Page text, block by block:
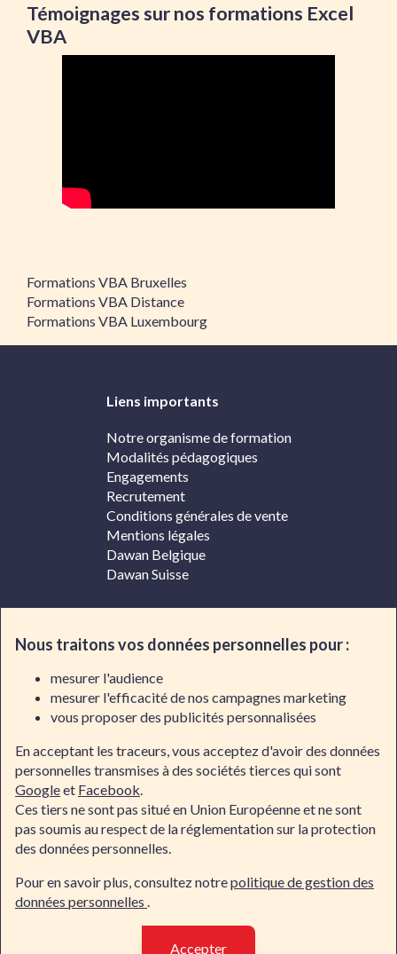
Formations VBA Bruxelles
Formations VBA Distance
Formations VBA Luxembourg
Témoignages sur nos formations Excel
VBA
Liens importants
Notre organisme de formation
Modalités pédagogiques
Engagements
Recrutement
Conditions générales de vente
Mentions légales
Dawan Belgique
Dawan Suisse
02/318.50.01
Par e-mail
Demande d'informations
Suivre le quotidien de nos centres
Nous traitons vos données personnelles pour :
mesurer l'audience
mesurer l'efficacité de nos campagnes marketing
vous proposer des publicités personnalisées
En acceptant les traceurs, vous acceptez d'avoir des données
personnelles transmises à des sociétés tierces qui sont
Googleet Facebook.
Ces tiers ne sont pas situé en Union Européenne et ne sont
pas soumis au respect de la réglementation sur la protection
des données personnelles.
Pour en savoir plus, consultez notrepolitique de gestion des
données personnelles .
Accepter